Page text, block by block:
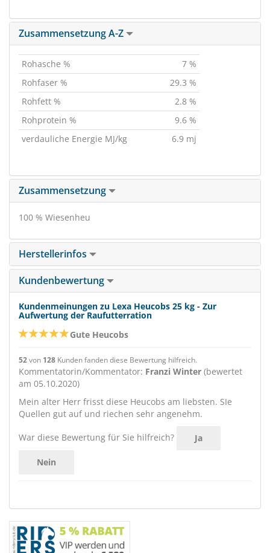
Zusammensetzung A-Z
Rohasche %
7 %
Rohfaser %
29.3 %
Rohfett %
2.8 %
Rohprotein %
9.6 %
verdauliche Energie MJ/kg
6.9 mj
Zusammensetzung
100 % Wiesenheu
Herstellerinfos
Kundenbewertung
Kundenmeinungen zu Lexa Heucobs 25 kg - Zur
Aufwertung der Raufutterration
Gute Heucobs
52von 128 Kunden fanden diese Bewertung hilfreich.
Kommentatorin/Kommentator: Franzi Winter (bewertet
am 05.10.2020)
Mein alter Herr frisst diese Heucobs am liebsten. SIe
Quellen gut auf und riechen sehr angenehm.
War diese Bewertung für Sie hilfreich? Ja
Nein